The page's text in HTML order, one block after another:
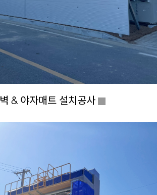
& 야자매트 설치공사